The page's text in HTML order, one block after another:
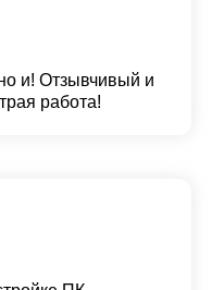
и! Отзывчивый и
работа!